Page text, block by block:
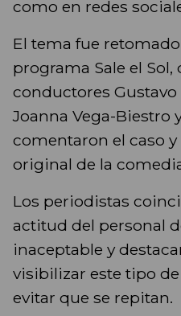
como en redes
El tema fue
programa Sale el Sol,
conductores Gustavo
Joanna Vega-Biestro
comentaron el caso
original de la
Los periodistas
actitud del personal
inaceptable y
visibilizar este tipo
evitar que se repitan.